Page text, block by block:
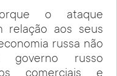
o ataque
relação aos seus
russa não
russo